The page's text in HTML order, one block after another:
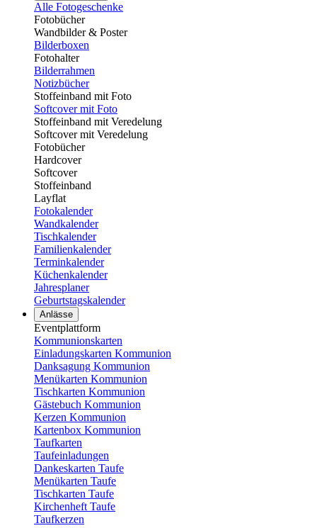
Alle Fotogeschenke
Fotobücher
Wandbilder & Poster
Bilderboxen
Fotohalter
Bilderrahmen
Notizbücher
Stoffeinband mit Foto
Softcover mit Foto
Stoffeinband mit Veredelung
Softcover mit Veredelung
Fotobücher
Hardcover
Softcover
Stoffeinband
Layflat
Fotokalender
Wandkalender
Tischkalender
Familienkalender
Terminkalender
Küchenkalender
Jahresplaner
Geburtstagskalender
Anlässe
Eventplattform
Kommunionskarten
Einladungskarten Kommunion
Danksagung Kommunion
Menükarten Kommunion
Tischkarten Kommunion
Gästebuch Kommunion
Kerzen Kommunion
Kartenbox Kommunion
Taufkarten
Taufeinladungen
Dankeskarten Taufe
Menükarten Taufe
Tischkarten Taufe
Kirchenheft Taufe
Taufkerzen